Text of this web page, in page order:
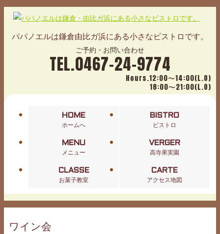
パパノエルは鎌倉由比ガ浜にある小さなビストロです。
ご予約・お問い合わせ
TEL.0467-24-9774
Hours.12:00〜14:00(L.O)
18:00〜21:00(L.O)
HOME
ホームへ
BISTRO
ビストロ
MENU
メニュー
VERGER
高寺果実園
CLASSE
お菓子教室
CARTE
アクセス地図
ワイン会